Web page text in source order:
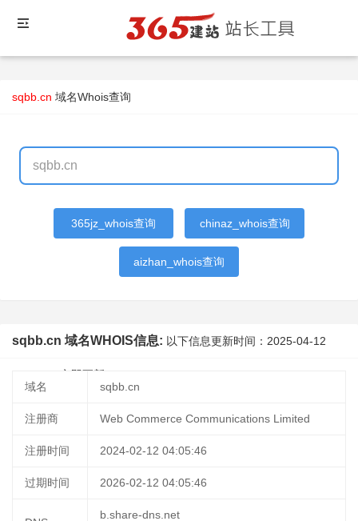
sqbb.cn 域名Whois查询
365jz_whois查询 chinaz_whois查询
aizhan_whois查询
sqbb.cn 域名WHOIS信息: 以下信息更新时间： 2025-04-12
立即更新
域名
sqbb.cn
注册商 Web Commerce Communications Limited
注册时间 2024-02-12 04:05:46
过期时间 2026-02-12 04:05:46
b.share-dns.net